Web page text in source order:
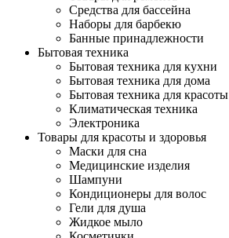
Средства для бассейна
Наборы для барбекю
Банные принадлежности
Бытовая техника
Бытовая техника для кухни
Бытовая техника для дома
Бытовая техника для красоты
Климатическая техника
Электроника
Товары для красоты и здоровья
Маски для сна
Медицинские изделия
Шампуни
Кондиционеры для волос
Гели для душа
Жидкое мыло